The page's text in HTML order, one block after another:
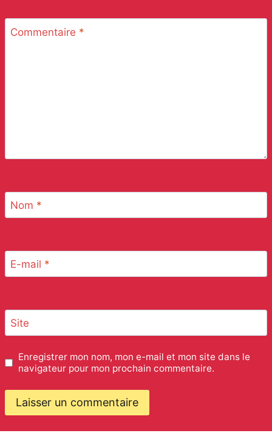
Commentaire *
Nom *
E-mail *
Site
Enregistrer mon nom, mon e-mail et mon site dans le
navigateur pour mon prochain commentaire.